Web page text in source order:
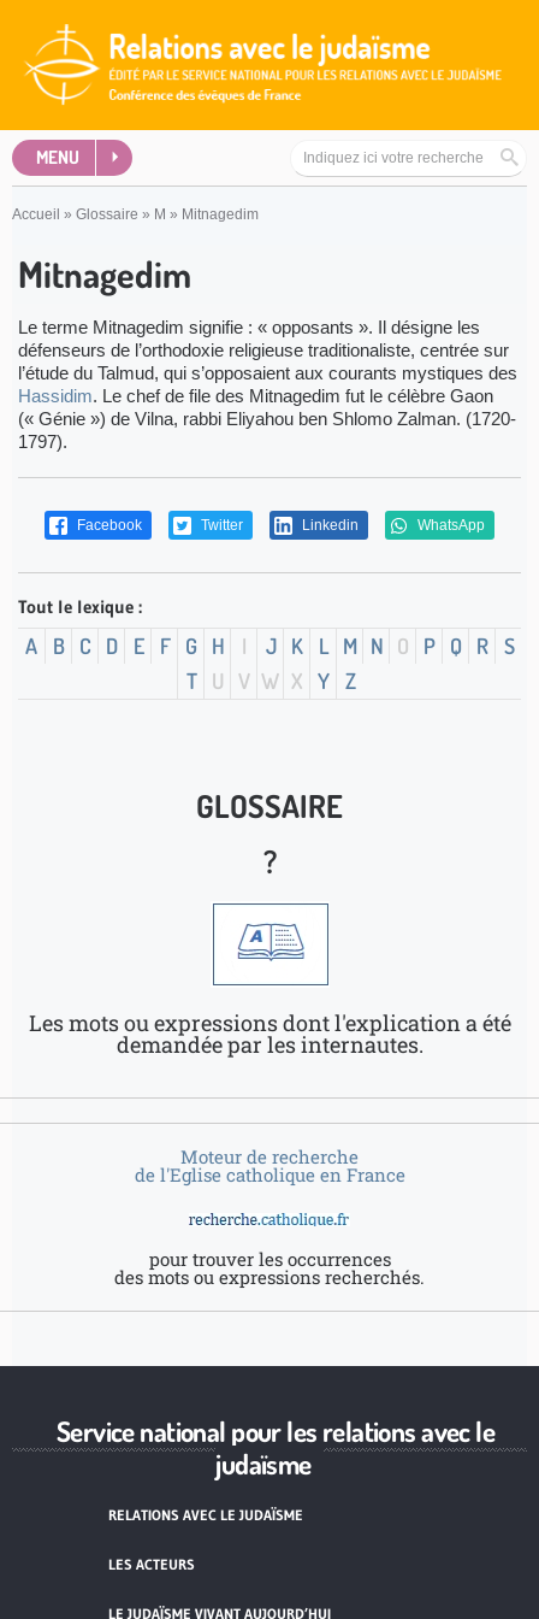
MENU
Accueil » Glossaire » M » Mitnagedim
Mitnagedim
Le terme Mitnagedim signifie : « opposants ». Il désigne les
défenseurs de l’orthodoxie religieuse traditionaliste, centrée sur
l’étude du Talmud, qui s’opposaient aux courants mystiques des
Hassidim. Le chef de file des Mitnagedim fut le célèbre Gaon
(« Génie ») de Vilna, rabbi Eliyahou ben Shlomo Zalman. (1720-
1797).
Facebook Twitter Linkedin WhatsApp
Tout le lexique :
A B C D E F G H I J K L M N O P Q R S
T
U V W X Y Z
GLOSSAIRE
?
Les mots ou expressions dont l'explication a été
demandée par les internautes.
Moteur de recherche
de l'Eglise catholique en France
pour trouver les occurrences
des mots ou expressions recherchés.
Service national pour les relations avec le
judaïsme
RELATIONS AVEC LE JUDAÏSME
LES ACTEURS
LE JUDAÏSME VIVANT AUJOURD’HUI